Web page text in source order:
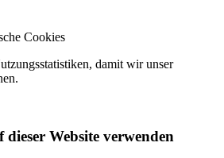
Cookies
damit wir unser
Website verwenden